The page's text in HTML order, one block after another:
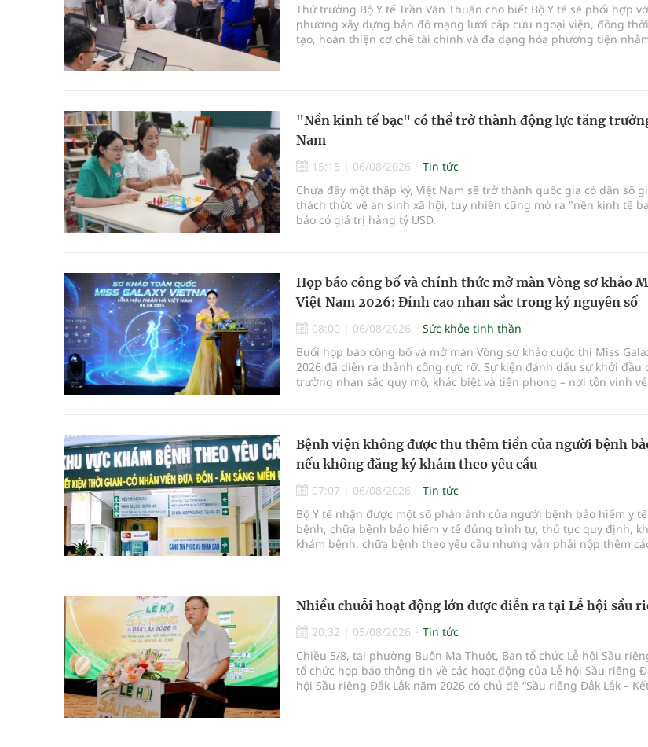
Thứ trưởng Bộ Y tế Trần Văn Thuấn cho biết Bộ Y tế sẽ phối hợp
phương xây dựng bản đồ mạng lưới cấp cứu ngoại viện, đồng
tạo, hoàn thiện cơ chế tài chính và đa dạng hóa phương tiện
"Nền kinh tế bạc" có thể trở thành động lực tăng
Nam
15:15 | 06/08/2026
Tin tức
Chưa đầy một thập kỷ, Việt Nam sẽ trở thành quốc gia có dân số
thách thức về an sinh xã hội, tuy nhiên cũng mở ra "nền kinh tế
báo có giá trị hàng tỷ USD.
Họp báo công bố và chính thức mở màn Vòng sơ khảo
Việt Nam 2026: Đỉnh cao nhan sắc trong kỷ nguyên số
08:00 | 06/08/2026
Sức khỏe tinh thần
Buổi họp báo công bố và mở màn Vòng sơ khảo cuộc thi Miss
2026 đã diễn ra thành công rực rỡ. Sự kiện đánh dấu sự khởi đầu
trường nhan sắc quy mô, khác biệt và tiên phong – nơi tôn vinh
Bệnh viện không được thu thêm tiền của người bệnh
nếu không đăng ký khám theo yêu cầu
07:07 | 06/08/2026
Tin tức
Bộ Y tế nhận được một số phản ánh của người bệnh bảo hiểm y
bệnh, chữa bệnh bảo hiểm y tế đúng trình tự, thủ tục quy định,
khám bệnh, chữa bệnh theo yêu cầu nhưng vẫn phải nộp thêm
Nhiều chuỗi hoạt động lớn được diễn ra tại Lễ hội sầu
20:32 | 05/08/2026
Tin tức
Chiều 5/8, tại phường Buôn Ma Thuột, Ban tổ chức Lễ hội Sầu
tổ chức họp báo thông tin về các hoạt động của Lễ hội Sầu riêng
hội Sầu riêng Đắk Lắk năm 2026 có chủ đề “Sầu riêng Đắk Lắk –